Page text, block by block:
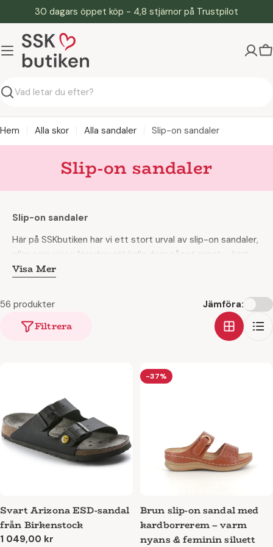
till
innehåll
30 dagars öppet köp - 4,8 stjärnor på Trustpilot
Söka
Hem Alla skor Alla sandaler Slip-on sandaler
Slip-on sandaler
Slip-on sandaler
Här på SSKbutiken har vi ett stort urval av slip-on sandaler,
eller som vissa föredrar att kalla dem något annat – kärt
barn har många namn.
Sortimentet av slip-on sandaler hos SSKbutiken är stort;
här hittar du slip-on sandaler i många olika storlekar, flera
färger och olika modeller.
Visa Mer
56 produkter
Filtrera
Jämföra:
Svart Arizona ESD-sandal
från Birkenstock
Ordinarie
1 049,00 kr
-37%
Brun slip-on sandal med
kardborrerem – varm
nyans & feminin siluett